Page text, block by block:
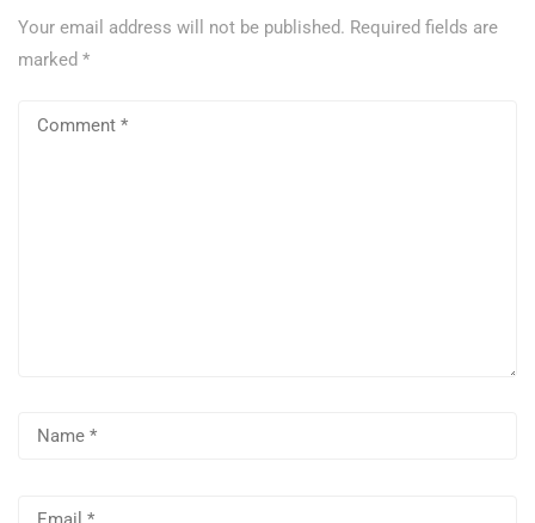
Your email address will not be published. Required fields are
marked *